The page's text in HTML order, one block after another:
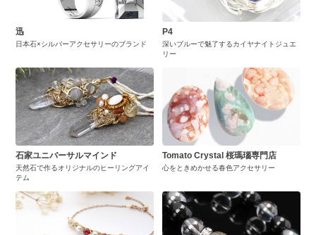
迅
日本石×シルバーアクセサリーのブランド
P4
深いブルーで魅了するカイヤナイトジュエ
リー
石家ユニバーサルマインド
天然石で作るオリジナルのヒーリングアイ
テム
Tomato Crystal 桜瑪瑙専門店
心をときめかせる春色アクセサリー